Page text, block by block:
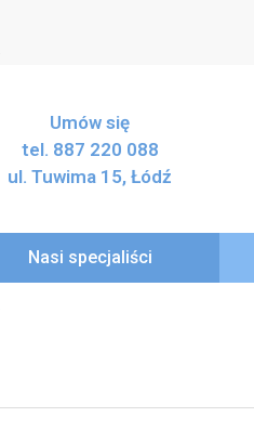
Umów się
tel. 887 220 088
ul. Tuwima 15, Łódź
Nasi specjaliści